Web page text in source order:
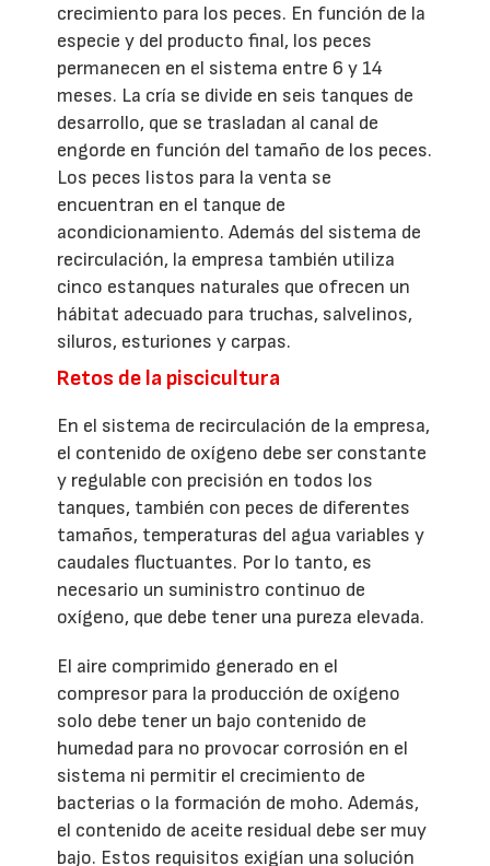
crecimiento para los peces. En función de la
especie y del producto final, los peces
permanecen en el sistema entre 6 y 14
meses. La cría se divide en seis tanques de
desarrollo, que se trasladan al canal de
engorde en función del tamaño de los peces.
Los peces listos para la venta se
encuentran en el tanque de
acondicionamiento. Además del sistema de
recirculación, la empresa también utiliza
cinco estanques naturales que ofrecen un
hábitat adecuado para truchas, salvelinos,
siluros, esturiones y carpas.
Retos de la piscicultura
En el sistema de recirculación de la empresa,
el contenido de oxígeno debe ser constante
y regulable con precisión en todos los
tanques, también con peces de diferentes
tamaños, temperaturas del agua variables y
caudales fluctuantes. Por lo tanto, es
necesario un suministro continuo de
oxígeno, que debe tener una pureza elevada.
El aire comprimido generado en el
compresor para la producción de oxígeno
solo debe tener un bajo contenido de
humedad para no provocar corrosión en el
sistema ni permitir el crecimiento de
bacterias o la formación de moho. Además,
el contenido de aceite residual debe ser muy
bajo. Estos requisitos exigían una solución